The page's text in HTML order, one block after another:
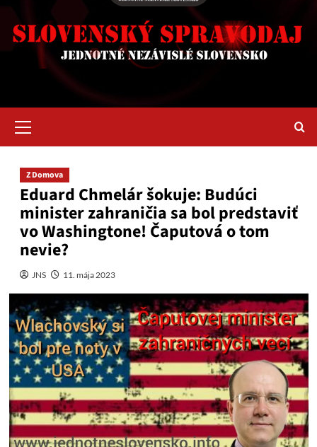
Menu
Z Domova
Eduard Chmelár šokuje: Budúci
minister zahraničia sa bol predstaviť
vo Washingtone! Čaputová o tom
nevie?
JNS 11. mája 2023